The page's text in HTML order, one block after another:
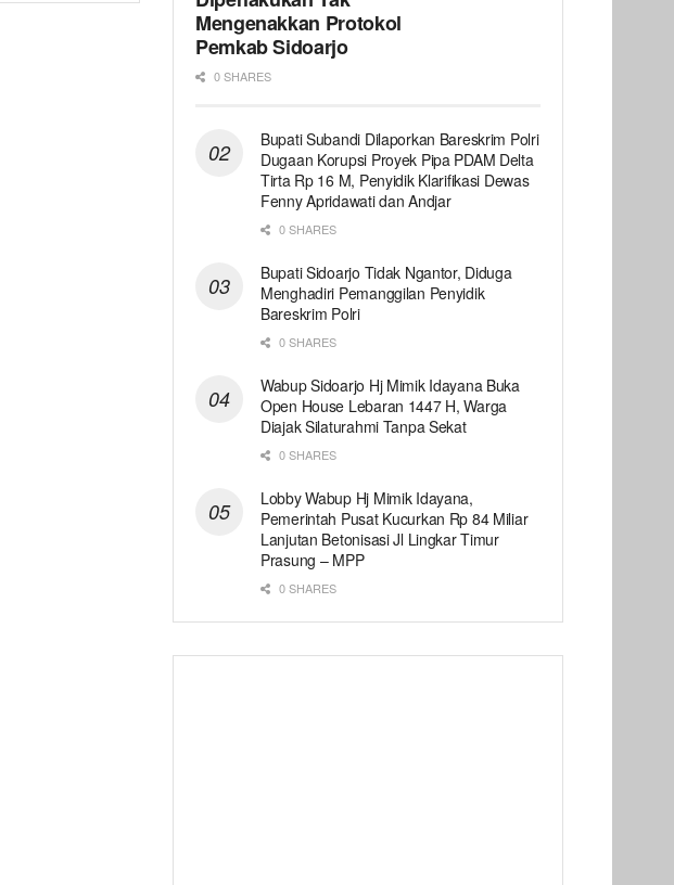
Mengenakkan Protokol
Pemkab Sidoarjo
0 SHARES
Bupati Subandi Dilaporkan Bareskrim Polri
Dugaan Korupsi Proyek Pipa PDAM Delta
Tirta Rp 16 M, Penyidik Klarifikasi Dewas
Fenny Apridawati dan Andjar
0 SHARES
Bupati Sidoarjo Tidak Ngantor, Diduga
Menghadiri Pemanggilan Penyidik
Bareskrim Polri
0 SHARES
Wabup Sidoarjo Hj Mimik Idayana Buka
Open House Lebaran 1447 H, Warga
Diajak Silaturahmi Tanpa Sekat
0 SHARES
Lobby Wabup Hj Mimik Idayana,
Pemerintah Pusat Kucurkan Rp 84 Miliar
Lanjutan Betonisasi Jl Lingkar Timur
Prasung – MPP
0 SHARES